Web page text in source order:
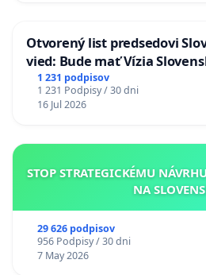
Otvorený list predsedovi
vied: Bude mať Vízia
chrbticu?
1 231 podpisov
1 231 Podpisy / 30 dni
16 Jul 2026
STOP STRATEGICKÉMU
NA
29 626 podpisov
956 Podpisy / 30 dni
7 May 2026